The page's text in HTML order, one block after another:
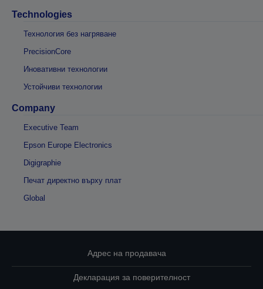
Technologies
Технология без нагряване
PrecisionCore
Иновативни технологии
Устойчиви технологии
Company
Executive Team
Epson Europe Electronics
Digigraphie
Печат директно върху плат
Global
Адрес на продавача
Декларация за поверителност